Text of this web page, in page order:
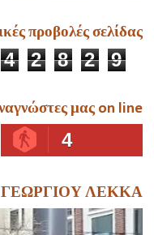
προβολές σελίδας
4 2 8 2 9
μας on line
4
ΓΕΩΡΓΙΟΥ ΛΕΚΚΑ